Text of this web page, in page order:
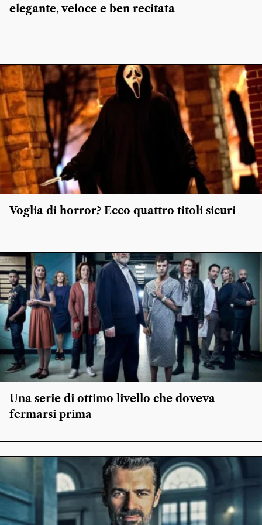
elegante, veloce e ben recitata
Voglia di horror? Ecco quattro titoli sicuri
Una serie di ottimo livello che doveva
fermarsi prima